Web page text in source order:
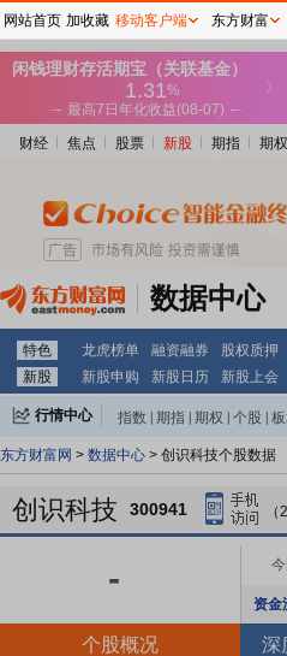
财经 焦点 股票 新股 期指 期权
数据中心
特色 龙虎榜单 融资融券 股权质押
新股
新股申购 新股日历 新股上会
行情中心 指数 期指 期权 个股
东方财富网 > 数据中心 > 创识科技个股数据
创识科技 300941
- 今
资金
个股概况 深
网站首页 加收藏 移动客户端 东方财富